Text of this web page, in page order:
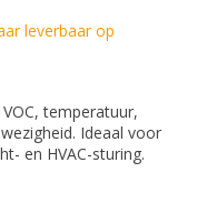
leverbaar op
temperatuur,
Ideaal voor
en HVAC-sturing.